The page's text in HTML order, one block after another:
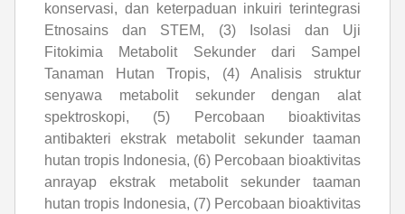
konservasi, dan keterpaduan inkuiri terintegrasi
Etnosains dan STEM, (3) Isolasi dan Uji
Fitokimia Metabolit Sekunder dari Sampel
Tanaman Hutan Tropis, (4) Analisis struktur
senyawa metabolit sekunder dengan alat
spektroskopi, (5) Percobaan bioaktivitas
antibakteri ekstrak metabolit sekunder taaman
hutan tropis Indonesia, (6) Percobaan bioaktivitas
anrayap ekstrak metabolit sekunder taaman
hutan tropis Indonesia, (7) Percobaan bioaktivitas